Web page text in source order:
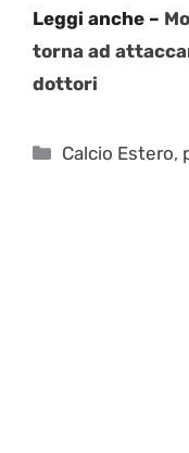
Leggi anche –
torna ad
dottori
Categorie
Calcio Estero,